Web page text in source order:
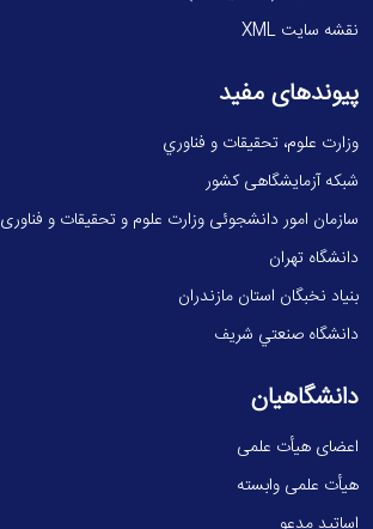
نقشه سایت XML
پیوندهای مفید
وزارت علوم، تحقيقات و فناوري
شبکه آزمایشگاهی کشور
سازمان امور دانشجوئی وزارت علوم و تحقیقات و فناوری
دانشگاه تهران
بنیاد نخبگان استان مازندران
دانشگاه صنعتي شريف
دانشگاهیان
اعضای هیأت علمی
هیأت علمی وابسته